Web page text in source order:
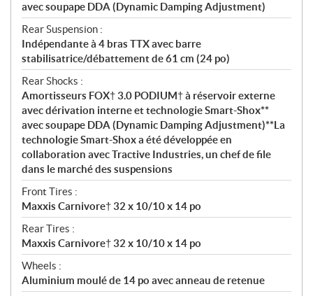
avec soupape DDA (Dynamic Damping Adjustment)
Rear Suspension :
Indépendante à 4 bras TTX avec barre
stabilisatrice/débattement de 61 cm (24 po)
Rear Shocks :
Amortisseurs FOX† 3.0 PODIUM† à réservoir externe
avec dérivation interne et technologie Smart-Shox**
avec soupape DDA (Dynamic Damping Adjustment)**La
technologie Smart-Shox a été développée en
collaboration avec Tractive Industries, un chef de file
dans le marché des suspensions
Front Tires :
Maxxis Carnivore† 32 x 10/10 x 14 po
Rear Tires :
Maxxis Carnivore† 32 x 10/10 x 14 po
Wheels :
Aluminium moulé de 14 po avec anneau de retenue